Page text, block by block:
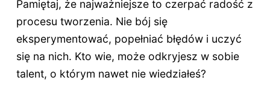
Pamiętaj, że najważniejsze to czerpać radość z
procesu tworzenia. Nie bój się
eksperymentować, popełniać błędów i uczyć
się na nich. Kto wie, może odkryjesz w sobie
talent, o którym nawet nie wiedziałeś?